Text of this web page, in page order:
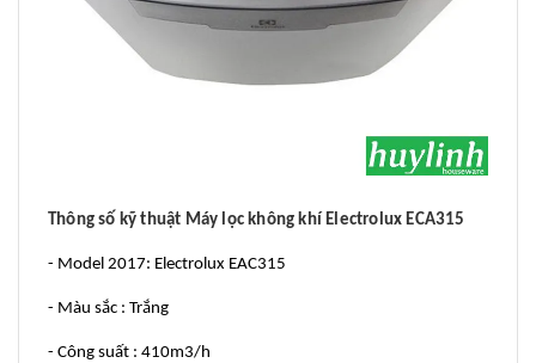
Thông số kỹ thuật Máy lọc không khí Electrolux ECA315
- Model 2017: Electrolux EAC315
- Màu sắc : Trắng
- Công suất : 410m3/h